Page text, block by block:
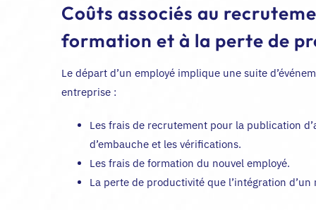
Coûts associés au
formation et à la perte de
Le départ d’un employé implique une suite
entreprise :
Les frais de recrutement pour la publication
d’embauche et les vérifications.
Les frais de formation du nouvel employé.
La perte de productivité que l’intégration